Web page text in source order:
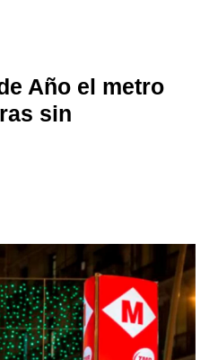
Año el metro
sin